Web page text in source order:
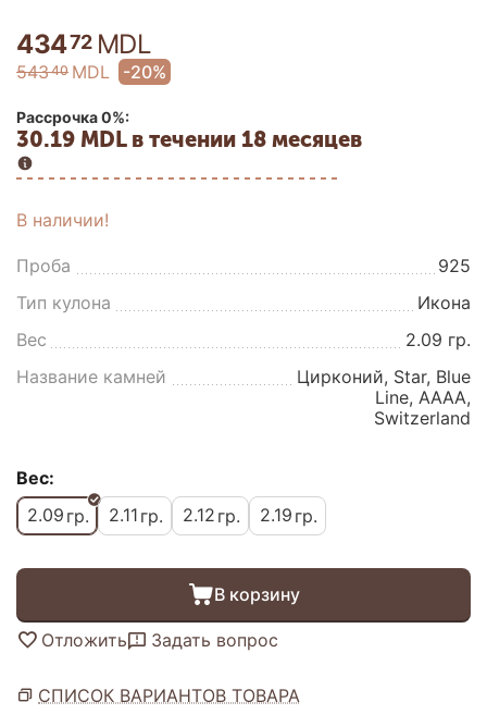
43472 MDL
54340 MDL -20%
Рассрочка 0%:
30.19 MDL в течении 18 месяцев
В наличии!
Проба
925
Тип кулона
Икона
Вес
2.09 гр.
Название камней
Цирконий, Star, Blue
Line, AAAA,
Switzerland
Вес:
2.09 гр. 2.11 гр. 2.12 гр. 2.19 гр.
В корзину
Отложить Задать вопрос
СПИСОК ВАРИАНТОВ ТОВАРА